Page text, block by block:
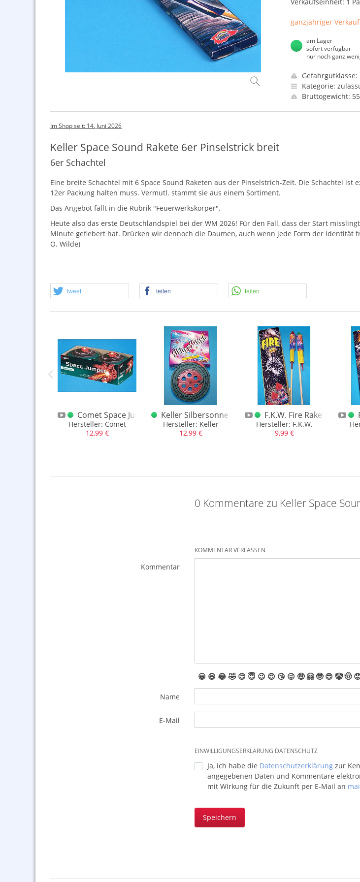
ganzjähriger
am Lager
sofort verfügbar
nur noch ganz
Gefahrgutklasse:
Kategorie:
Bruttogewicht:
Im Shop seit: 14. Juni 2026
Keller Space Sound Rakete 6er Pinselstrick breit
6er Schachtel
Eine breite Schachtel mit 6 Space Sound Raketen aus der Pinselstrich-Zeit. Die Schachtel
12er Packung halten muss. Vermutl. stammt sie aus einem Sortiment.
Das Angebot fällt in die Rubrik "Feuerwerkskörper".
Heute also das erste Deutschlandspiel bei der WM 2026! Für den Fall, dass der Start
Minute gefiebert hat. Drücken wir dennoch die Daumen, auch wenn jede Form der
O. Wilde)
tweet teilen teilen
Rakete / Commander Rakete
Comet Space Jumper 2-er
Hersteller: Comet
12,99 €
Keller Silbersonne Anf. 90er Jahre 1. Keller logo (gelb)
Hersteller: Keller
12,99 €
F.K.W. Fire Rakete
Hersteller: F.K.W.
9,99 €
0 Kommentare zu Keller Space
KOMMENTAR VERFASSEN
Kommentar
😀 😆 😂🤣 😊 😇 😉 😍 😘 😜 🤑 🤗 🤓 😎 🤡🤠
Name
E-Mail
EINWILLIGUNGSERKLÄRUNG DATENSCHUTZ
Ja, ich habe die Datenschutzerklärungzur
angegebenen Daten und Kommentare
mit Wirkung für die Zukunft per E-Mail an
Speichern